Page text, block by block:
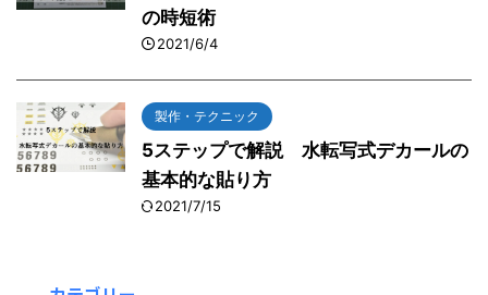
の時短術
2021/6/4
製作・テクニック
5ステップで解説 水転写式デカールの
基本的な貼り方
2021/7/15